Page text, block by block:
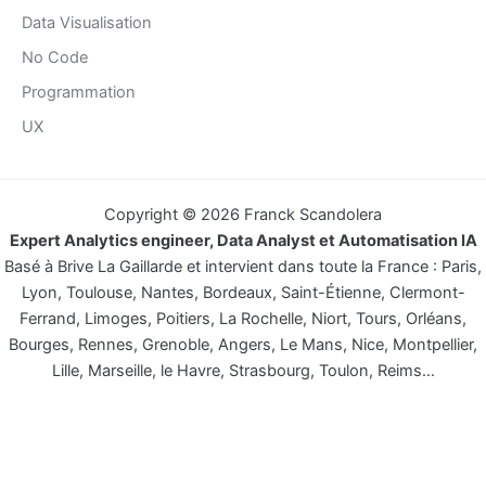
Data Visualisation
No Code
Programmation
UX
Copyright © 2026 Franck Scandolera
Expert Analytics engineer, Data Analyst et Automatisation IA
Basé à Brive La Gaillarde et intervient dans toute la France : Paris,
Lyon, Toulouse, Nantes, Bordeaux, Saint-Étienne, Clermont-
Ferrand, Limoges, Poitiers, La Rochelle, Niort, Tours, Orléans,
Bourges, Rennes, Grenoble, Angers, Le Mans, Nice, Montpellier,
Lille, Marseille, le Havre, Strasbourg, Toulon, Reims…